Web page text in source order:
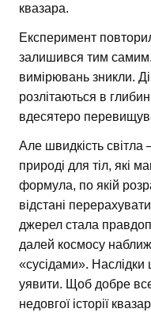
квазара.
Експеримент
залишився тим самим.
вимірювань зникли.
розлітаються в
вдесятеро
Але швидкість
природі для тіл, які
формула, по якій
відстані
джерел стала
далей космосу
«сусідами». Наслідки
уявити. Щоб добре
недовгої історії